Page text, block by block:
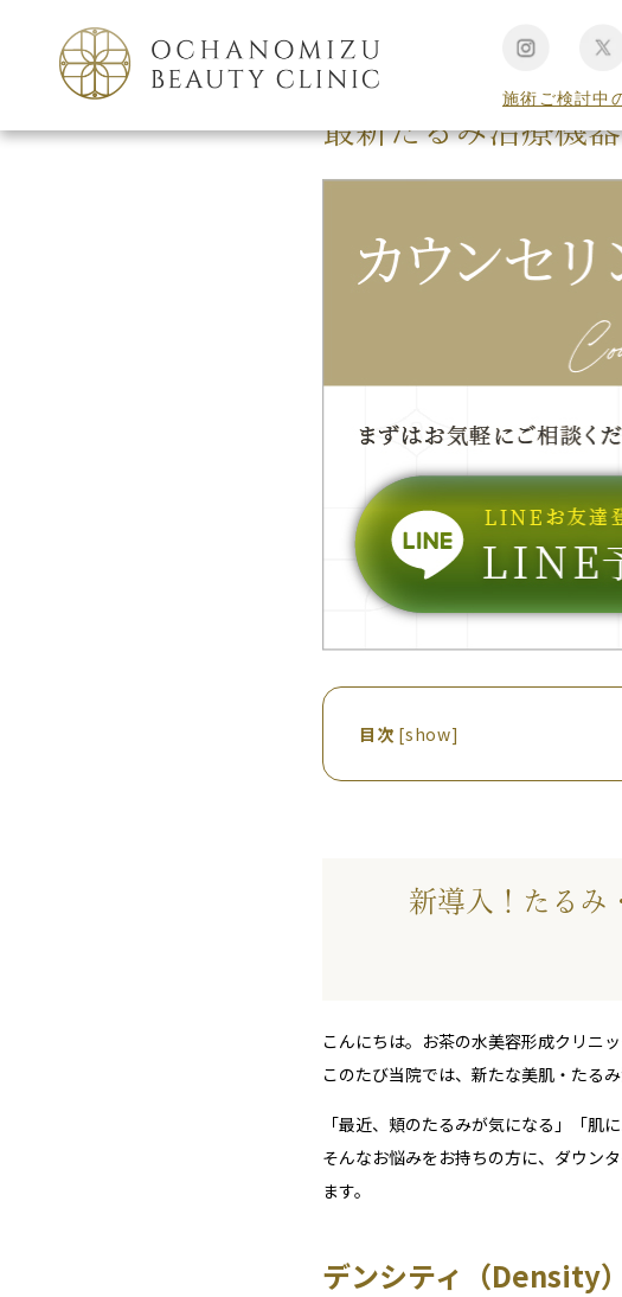
施術ご検討中
TOP 新着情報
最新たるみ治療機
目次 [show]
新導入！たるみ
こんにちは。お茶の水美容形成クリニッ
このたび当院では、新たな美肌・たる
「最近、頬のたるみが気になる」「肌
そんなお悩みをお持ちの方に、ダウン
ます。
デンシティ（Density